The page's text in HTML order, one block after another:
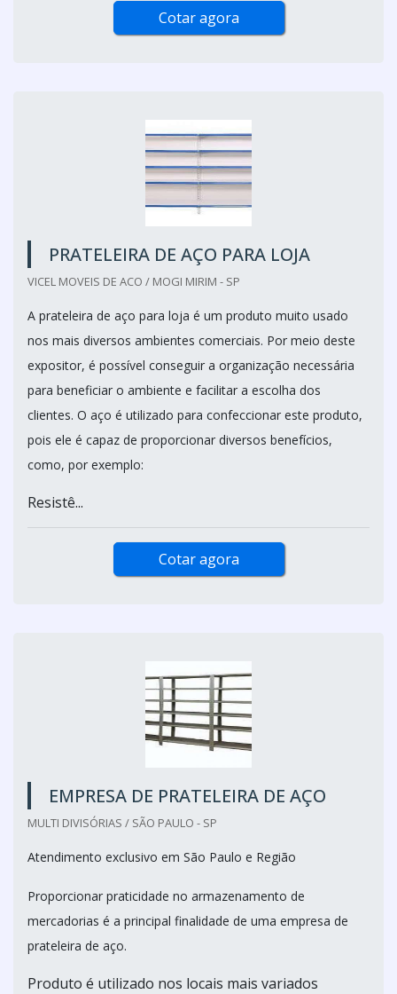
Cotar agora
PRATELEIRA DE AÇO PARA LOJA
VICEL MOVEIS DE ACO / MOGI MIRIM - SP
A prateleira de aço para loja é um produto muito usado
nos mais diversos ambientes comerciais. Por meio deste
expositor, é possível conseguir a organização necessária
para beneficiar o ambiente e facilitar a escolha dos
clientes. O aço é utilizado para confeccionar este produto,
pois ele é capaz de proporcionar diversos benefícios,
como, por exemplo:
Resistê...
Cotar agora
EMPRESA DE PRATELEIRA DE AÇO
MULTI DIVISÓRIAS / SÃO PAULO - SP
Atendimento exclusivo em São Paulo e Região
Proporcionar praticidade no armazenamento de
mercadorias é a principal finalidade de uma empresa de
prateleira de aço.
Produto é utilizado nos locais mais variados